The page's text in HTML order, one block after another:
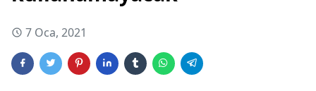
7 Oca, 2021